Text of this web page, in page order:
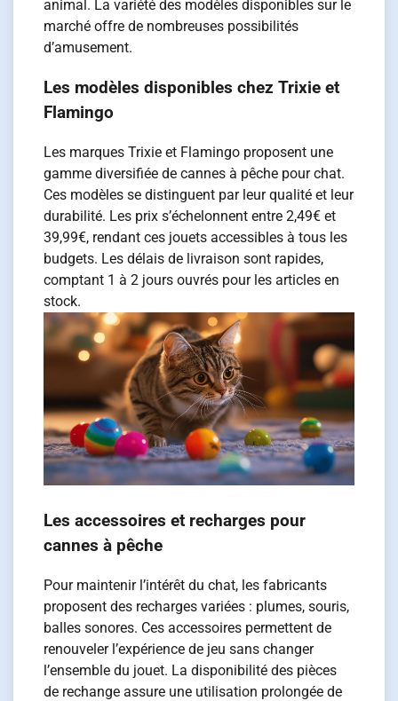
animal. La variété des modèles disponibles sur le
marché offre de nombreuses possibilités
d’amusement.
Les modèles disponibles chez Trixie et
Flamingo
Les marques Trixie et Flamingo proposent une
gamme diversifiée de cannes à pêche pour chat.
Ces modèles se distinguent par leur qualité et leur
durabilité. Les prix s’échelonnent entre 2,49€ et
39,99€, rendant ces jouets accessibles à tous les
budgets. Les délais de livraison sont rapides,
comptant 1 à 2 jours ouvrés pour les articles en
stock.
Les accessoires et recharges pour
cannes à pêche
Pour maintenir l’intérêt du chat, les fabricants
proposent des recharges variées : plumes, souris,
balles sonores. Ces accessoires permettent de
renouveler l’expérience de jeu sans changer
l’ensemble du jouet. La disponibilité des pièces
de rechange assure une utilisation prolongée de